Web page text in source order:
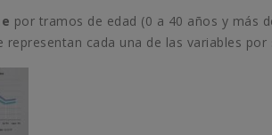
por tramos de edad (0 a 40 años y más
cada una de las variables por